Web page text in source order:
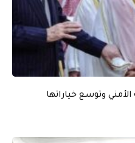
وتوسع خياراتها